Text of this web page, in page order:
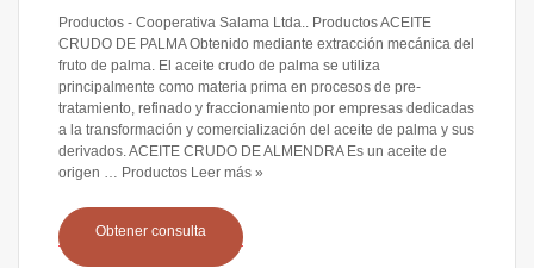
Productos - Cooperativa Salama Ltda.. Productos ACEITE
CRUDO DE PALMA Obtenido mediante extracción mecánica del
fruto de palma. El aceite crudo de palma se utiliza
principalmente como materia prima en procesos de pre-
tratamiento, refinado y fraccionamiento por empresas dedicadas
a la transformación y comercialización del aceite de palma y sus
derivados. ACEITE CRUDO DE ALMENDRA Es un aceite de
origen … Productos Leer más »
Obtener consulta